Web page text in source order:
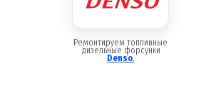
Ремонтируем топливные
дизельные форсунки
Denso.